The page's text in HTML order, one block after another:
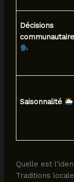
Décisions
Saisonnalité
Quelle est
Traditions